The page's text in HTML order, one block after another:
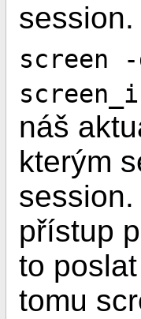
session.
screen -
náš
kterým
přístup
to
tomu